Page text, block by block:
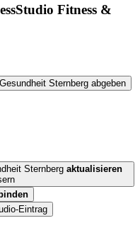
Fitness &
Sternberg abgeben
Sternberg aktualisieren
Eintrag